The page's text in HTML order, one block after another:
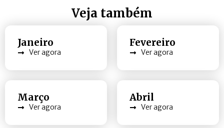
Veja também
Janeiro
Ver agora
Fevereiro
Ver agora
Março
Ver agora
Abril
Ver agora